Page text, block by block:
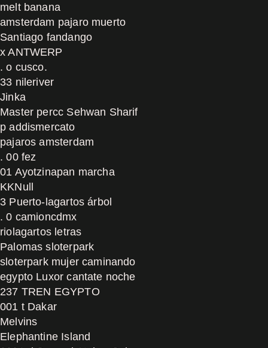
melt banana
amsterdam pajaro muerto
Santiago fandango
x ANTWERP
. o cusco.
33 nileriver
Jinka
Master percc Sehwan Sharif
p addismercato
pajaros amsterdam
. 00 fez
01 Ayotzinapan marcha
KKNull
3 Puerto-lagartos árbol
. 0 camioncdmx
riolagartos letras
Palomas sloterpark
sloterpark mujer caminando
egypto Luxor cantate noche
237 TREN EGYPTO
001 t Dakar
Melvins
Elephantine Island